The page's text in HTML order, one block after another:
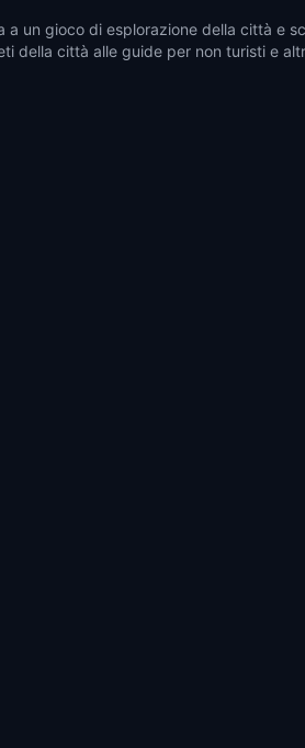
a un gioco di esplorazione della città e
della città alle guide per non turisti e